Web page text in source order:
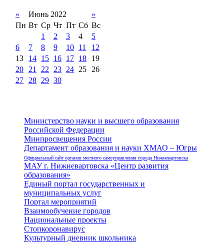
« Июнь 2022
»
Пн Вт Ср Чт Пт Сб Вс
1
2 3 4
5
6
7 8 9 10 11
12
13
14 15 16 17 18
19
20
21 22 23 24 25
26
27
28 29 30
Министерство науки и высшего образования
Российской Федерации
Минпросвещения России
Департамент образования и науки ХМАО – Югры
Официальный сайт органов местного самоуправления города Нижневартовска
МАУ г. Нижневартовска «Центр развития
образования»
Единый портал государственных и
муниципальных услуг
Портал мероприятий
Взаимообучение городов
Национальные проекты
Стопкоронавирус
Культурный дневник школьника